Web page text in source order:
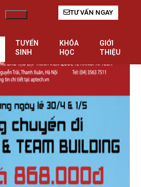
TUYỂN
SINH
KHÓA
HỌC
GIỚI
THIỆU
Hamburger Toggle Menu
TƯ VẤN NGAY